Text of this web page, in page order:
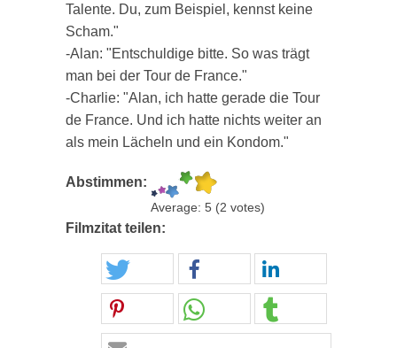
Talente. Du, zum Beispiel, kennst keine
Scham."
-Alan: "Entschuldige bitte. So was trägt
man bei der Tour de France."
-Charlie: "Alan, ich hatte gerade die Tour
de France. Und ich hatte nichts weiter an
als mein Lächeln und ein Kondom."
Abstimmen:
Average: 5 (2 votes)
Filmzitat teilen: